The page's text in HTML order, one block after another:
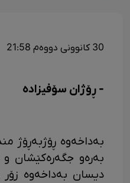
30 کانوونی دووەم 21:58
- ڕۆژان سۆفیزادە
بەداخەوە ڕۆژبەڕۆژ
بەرەو جگەرەکێشان
دیسان بەداخەوە زۆر